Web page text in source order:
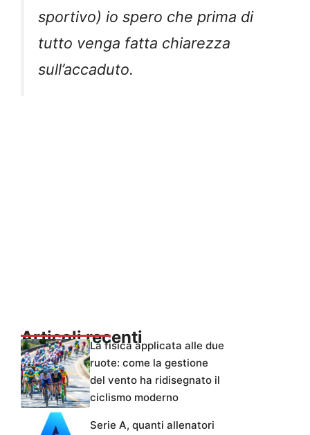
sportivo) io spero che prima di
tutto venga fatta chiarezza
sull’accaduto.
Articoli recentiLa fisica applicata alle due
ruote: come la gestione
del vento ha ridisegnato il
ciclismo moderno
Serie A, quanti allenatori